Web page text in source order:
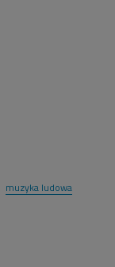
muzyka ludowa